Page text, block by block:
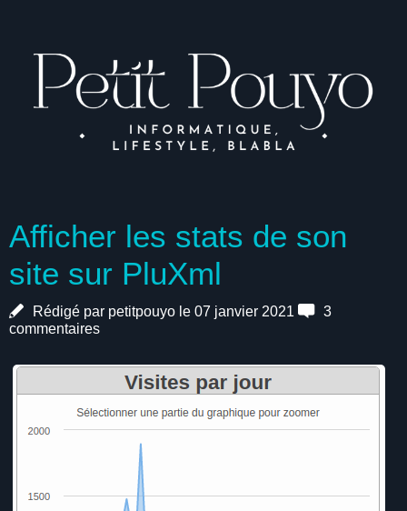
Afficher les stats de son
site sur PluXml
Rédigé par petitpouyo le 07 janvier 2021
3
commentaires